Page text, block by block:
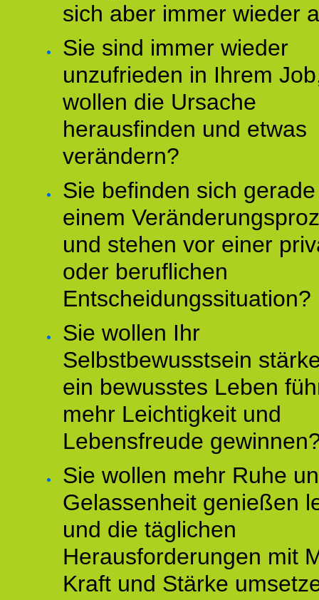
sich aber immer wieder
Sie sind immer wieder
unzufrieden in Ihrem
wollen die Ursache
herausfinden und etwas
verändern?
Sie befinden sich
einem
und stehen vor einer
oder beruflichen
Entscheidungssituation?
Sie wollen Ihr
Selbstbewusstsein
ein bewusstes Leben
mehr Leichtigkeit und
Lebensfreude
Sie wollen mehr Ruhe
Gelassenheit genießen
und die täglichen
Herausforderungen mit
Kraft und Stärke